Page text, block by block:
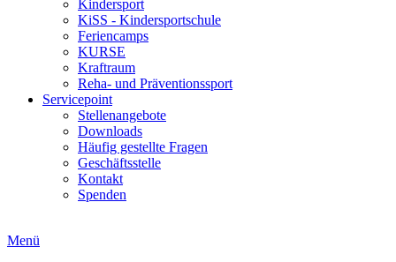
Kindersport
KiSS - Kindersportschule
Feriencamps
KURSE
Kraftraum
Reha- und Präventionssport
Servicepoint
Stellenangebote
Downloads
Häufig gestellte Fragen
Geschäftsstelle
Kontakt
Spenden
Menü